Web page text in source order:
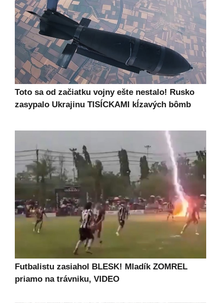
Toto sa od začiatku vojny ešte nestalo! Rusko
zasypalo Ukrajinu TISÍCKAMI kĺzavých bômb
Futbalistu zasiahol BLESK! Mladík ZOMREL
priamo na trávniku, VIDEO